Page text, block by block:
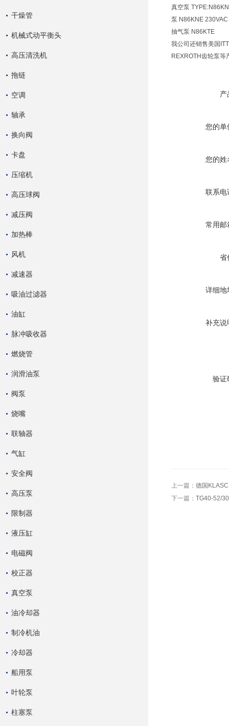
干燥管
机械式动平衡头
高压清洗机
拖链
空调
轴承
换向阀
卡盘
压缩机
高压球阀
减压阀
加热棒
风机
减速器
吸油过滤器
油缸
脉冲吸收器
燃烧管
润滑油泵
阀泵
烧嘴
联轴器
气缸
安全阀
高压泵
限制器
液压缸
电磁阀
校正器
真空泵
油冷却器
制冷机油
冷却器
船用泵
叶轮泵
柱塞泵
真空泵
泵 N86KNE 230VAC
抽气泵 N86KTE
我公司还销售美国
REXROTH齿轮泵等
产
您的单
您的姓
联系电
常用邮
省
详细地
补充说
验证
上一篇： 德国
下一篇： TG40-52/